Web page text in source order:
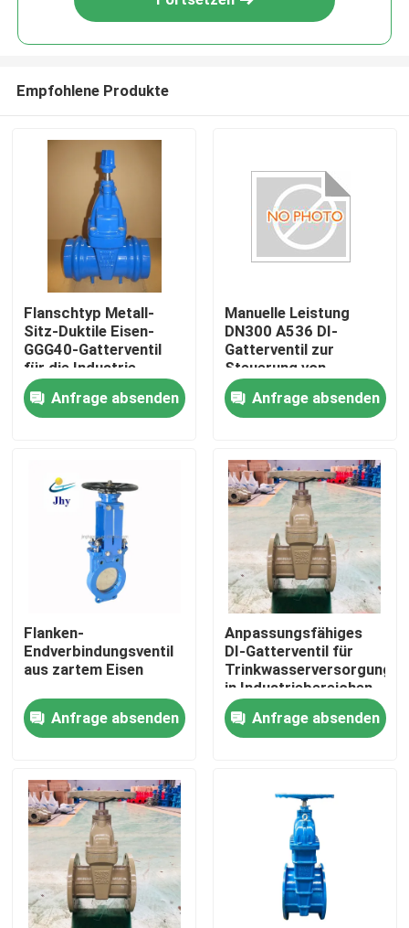
Heim
Videos
Über uns
Fabrik-Tour
Nachrichten
DI Schieber
Empfohlene Produkte
Flanschtyp Metall-
Sitz-Duktile Eisen-
GGG40-Gatterventil
für die Industrie
Anfrage absenden
Manuelle Leistung
DN300 A536 DI-
Gatterventil zur
Steuerung von
industriellen
Flüssigkeiten
Anfrage absenden
Flanken-
Endverbindungsventil
aus zartem Eisen
Anfrage absenden
Anpassungsfähiges
DI-Gatterventil für
Trinkwasserversorgung
in Industriebereichen
Anfrage absenden